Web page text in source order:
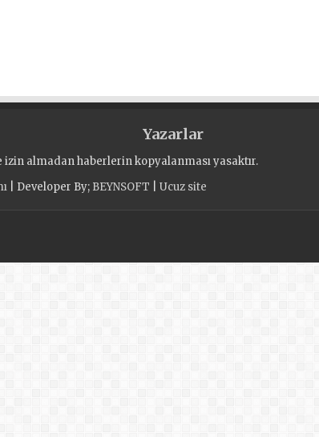
Yazarlar
almadan haberlerin kopyalanması yasaktır.
| Developer By; BEYNSOFT Ucuz site